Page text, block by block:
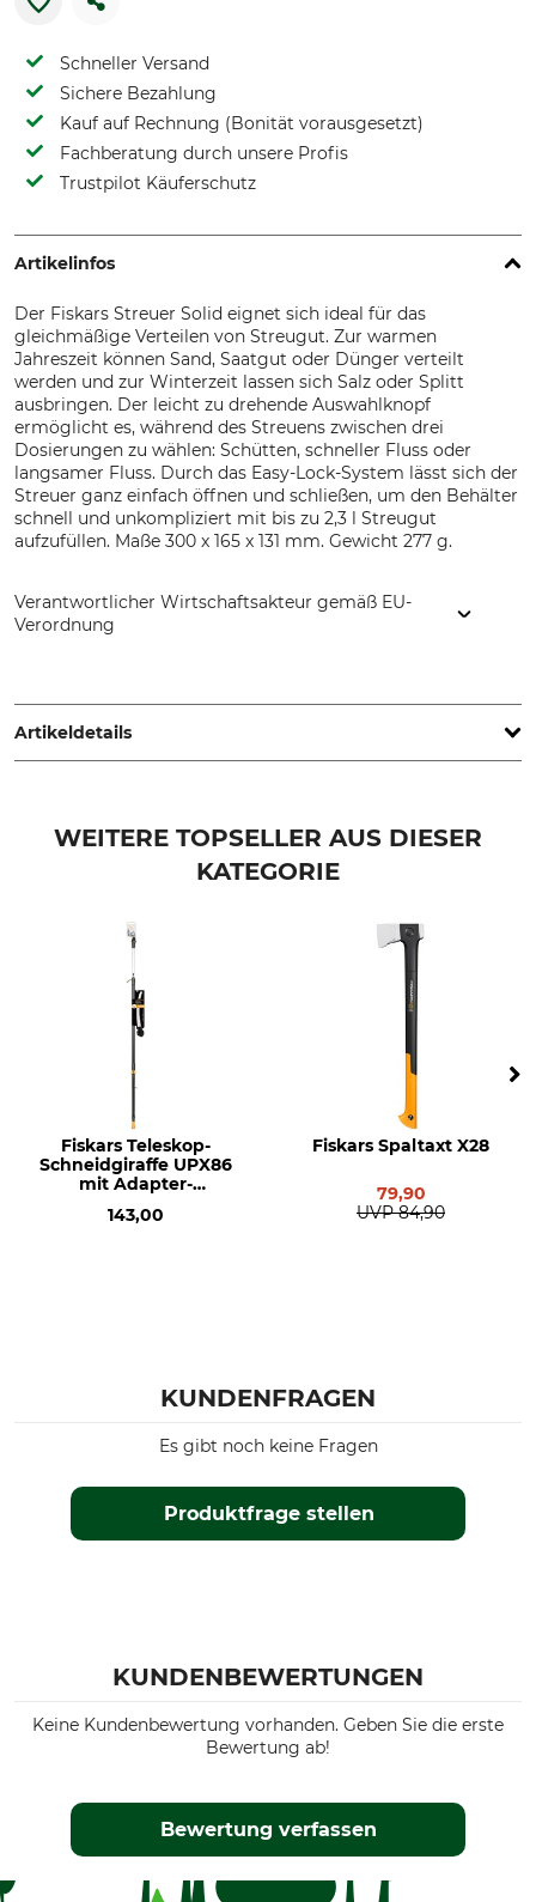
Schneller Versand
Sichere Bezahlung
Kauf auf Rechnung (Bonität vorausgesetzt)
Fachberatung durch unsere Profis
Trustpilot Käuferschutz
Artikelinfos
Der Fiskars Streuer Solid eignet sich ideal für das
gleichmäßige Verteilen von Streugut. Zur warmen
Jahreszeit können Sand, Saatgut oder Dünger verteilt
werden und zur Winterzeit lassen sich Salz oder Splitt
ausbringen. Der leicht zu drehende Auswahlknopf
ermöglicht es, während des Streuens zwischen drei
Dosierungen zu wählen: Schütten, schneller Fluss oder
langsamer Fluss. Durch das Easy-Lock-System lässt sich der
Streuer ganz einfach öffnen und schließen, um den Behälter
schnell und unkompliziert mit bis zu 2,3 l Streugut
aufzufüllen. Maße 300 x 165 x 131 mm. Gewicht 277 g.
Verantwortlicher Wirtschaftsakteur gemäß EU-
Verordnung
Finland, www.fiskars.com
Artikeldetails
Gewicht
WEITERE TOPSELLER AUS DIESER
KATEGORIE
Fiskars Teleskop-
Schneidgiraffe UPX86
mit Adapter-
143,00
Fiskars Spaltaxt X28
79,90
UVP 84,90
KUNDENFRAGEN
Produktfrage stellen
Es gibt noch keine Fragen
KUNDENBEWERTUNGEN
Keine Kundenbewertung vorhanden. Geben Sie die erste
Bewertung ab!
Bewertung verfassen